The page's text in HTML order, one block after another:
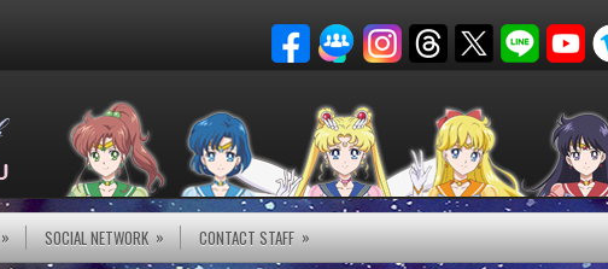
» SOCIAL NETWORK » CONTACT STAFF »